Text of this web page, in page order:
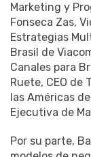
Marketing y
Fonseca Zas,
Estrategias
Brasil de
Canales para
Ruete, CEO de
las Américas
Ejecutiva de
Por su parte,